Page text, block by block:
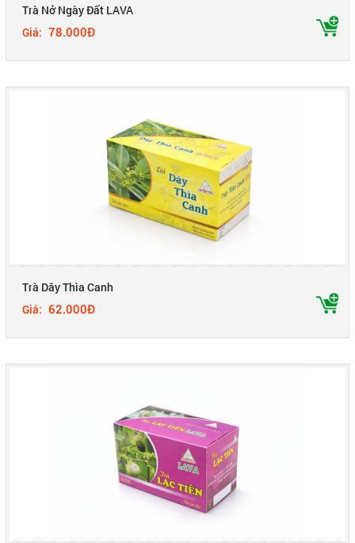
Trà Nở Ngày Đất LAVA
Giá: 78.000Đ
Trà Dây Thìa Canh
Giá: 62.000Đ